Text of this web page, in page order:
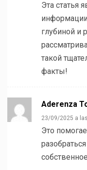
Эта статья
глубиной и
такой
факты!
Aderenza
23/09/2025 a
Это